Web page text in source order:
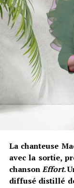
La chanteuse
avec la sortie,
chansonEffort.
diffusé distillé